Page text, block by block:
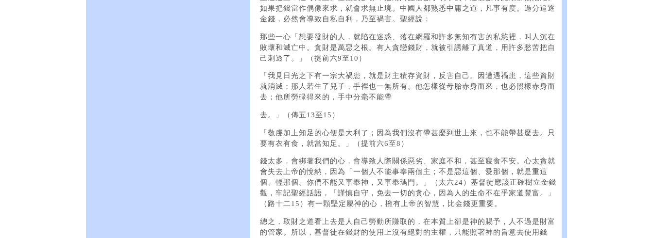
如果把錢當作偶像來求，就會求無止境。中國人都熟悉中庸之道，凡事有度。過分追逐
金錢，必然會導致自私自利，乃至禍害。聖經說：
那些一心「想要發財的人，就陷在迷惑、落在網羅和許多無知有害的私慾裡，叫人沉在
敗壞和滅亡中。貪財是萬惡之根。有人貪戀錢財，就被引誘離了真道，用許多愁苦把自
己刺透了。」（提前六9至10）
「我見日光之下有一宗大禍患，就是財主積存資財，反害自己。因遭遇禍患，這些資財
就消滅；那人若生了兒子，手裡也一無所有。他怎樣從母胎赤身而來，也必照樣赤身而
去；他所勞碌得來的，手中分毫不能帶
去。」（傳五13至15）
「敬虔加上知足的心便是大利了；因為我們沒有帶甚麼到世上來，也不能帶甚麼去。只
要有衣有食，就當知足。」（提前六6至8）
錢太多，會綁著我們的心，會導致人際關係惡劣、家庭不和，甚至寢食不安。心太貪就
會失去上帝的悅納，因為「一個人不能事奉兩個主；不是惡這個、愛那個，就是重這
個、輕那個。你們不能又事奉神，又事奉瑪門。」（太六24）基督徒應該正確樹立金錢
觀，牢記聖經話語，「謹慎自守，免去一切的貪心，因為人的生命不在乎家道豐富。」
（路十二15）有一顆堅定屬神的心，擁有上帝的智慧，比金錢更重要。
總之，取財之道看上去是人自己勞動所賺取的，在本質上卻是神的賜予，人不過是財富
的管家。所以，基督徒在錢財的使用上沒有絕對的主權，只能照著神的旨意去使用錢